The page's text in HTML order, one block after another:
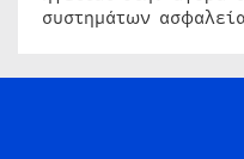
συστημάτων